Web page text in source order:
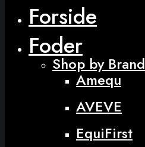
Forside
Foder
Shop by Brand
Amequ
AVEVE
EquiFirst